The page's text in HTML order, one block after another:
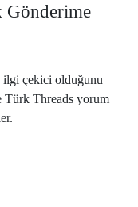
Gönderime
ilgi çekici olduğunu
Türk Threads yorum